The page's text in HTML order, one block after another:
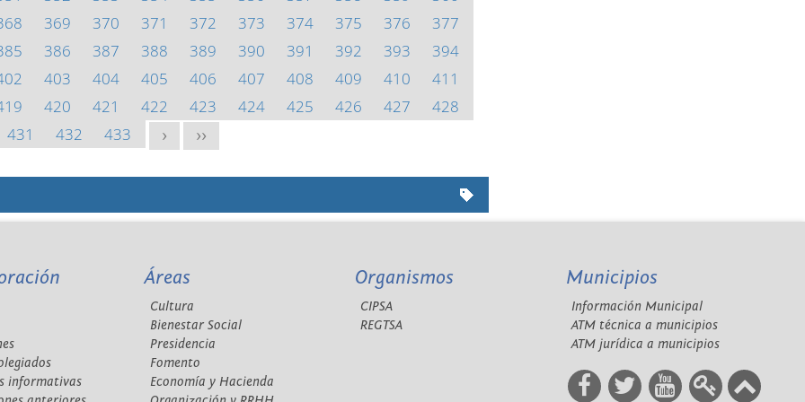
369 370 371 372 373 374 375 376
377
386 387 388 389 390 391 392 393
394
403 404 405 406 407 408 409 410
411
420 421 422 423 424 425 426 427
428
431
432 433 > >>
informativas
Áreas
Cultura
Bienestar Social
Presidencia
Fomento
Economía y Hacienda
Organismos
CIPSA
REGTSA
Municipios
Información Municipal
ATM técnica a municipios
ATM jurídica a municipios